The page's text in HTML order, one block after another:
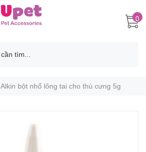
0
Alkin bột nhổ lông tai cho thú cưng 5g